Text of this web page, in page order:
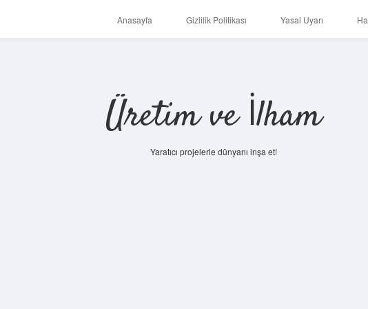
Anasayfa Gizlilik Politikası Yasal Uyarı
Üretim ve İlham
Yaratıcı projelerle dünyanı inşa et!